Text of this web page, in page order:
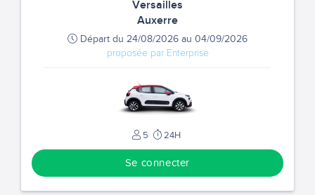
Versailles
Auxerre
Départ du 24/08/2026 au 04/09/2026
proposée par Enterprise
5 24H
Se connecter